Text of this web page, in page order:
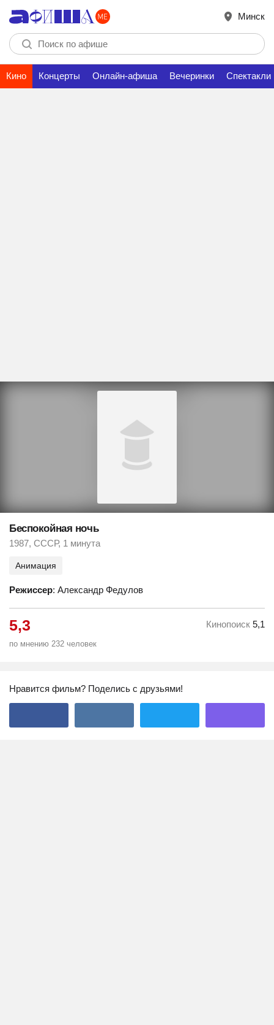
Минск
Кино Концерты Онлайн-афиша Вечеринки Спектакли
Беспокойная ночь
1987, СССР, 1 минута
Анимация
Режиссер: Александр Федулов
5,3
по мнению 232 человек
Кинопоиск 5,1
Нравится фильм? Поделись с друзьями!